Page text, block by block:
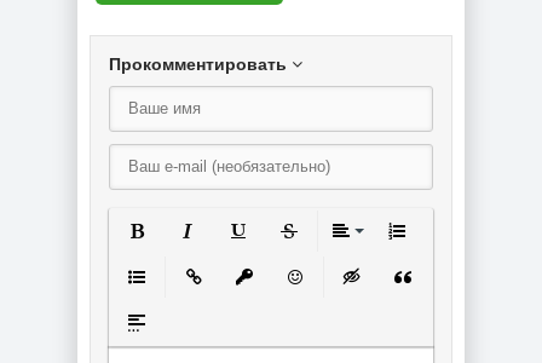
Прокомментировать
Вставка спойлера